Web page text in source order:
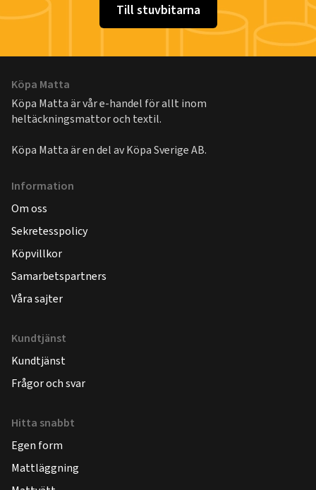
Till stuvbitarna
Köpa Matta
Köpa Matta är vår e-handel för allt inom
heltäckningsmattor och textil.
Köpa Matta är en del avKöpa Sverige AB.
Information
Om oss
Sekretesspolicy
Köpvillkor
Samarbetspartners
Våra sajter
Kundtjänst
Kundtjänst
Frågor och svar
Hitta snabbt
Egen form
Mattläggning